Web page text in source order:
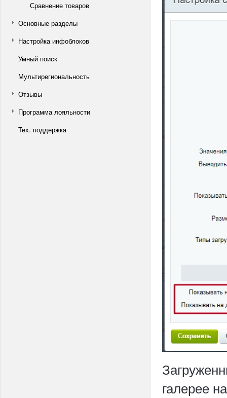
Сравнение товаров
Основные разделы
Настройка инфоблоков
Умный поиск
Мультирегиональность
Отзывы
Программа лояльности
Тех. поддержка
галерее